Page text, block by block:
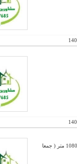
فروش کارخانه بهداشتی با 6300 متر عرصه - 1200 متر سالن + 1080 متر سالن دوم + دو سالن دو طبقه که هر کدام 1080 متر ( جمعا